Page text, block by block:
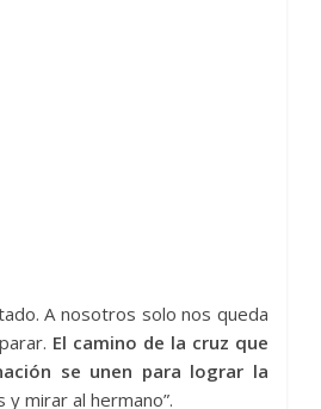
A nosotros solo nos queda
El camino de la cruz que
se unen para lograr la
mirar al hermano”.